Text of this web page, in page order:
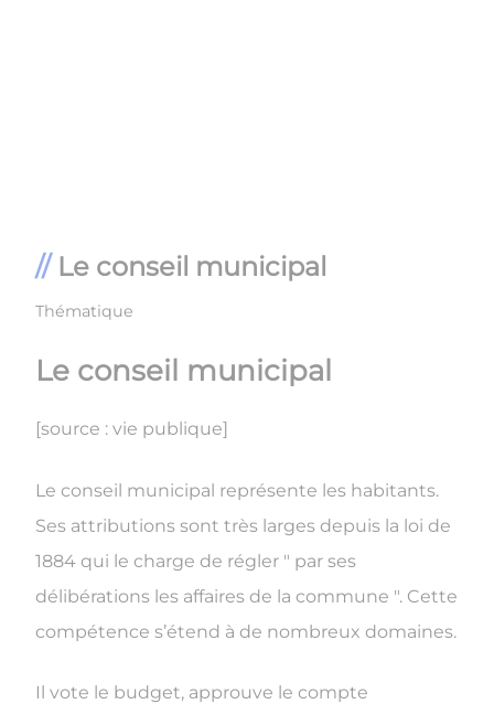
Le conseil municipal
Thématique
Le conseil municipal
[source : vie publique]
Le conseil municipal représente les habitants.
Ses attributions sont très larges depuis la loi de
1884 qui le charge de régler " par ses
délibérations les affaires de la commune ". Cette
compétence s’étend à de nombreux domaines.
Il vote le budget, approuve le compte